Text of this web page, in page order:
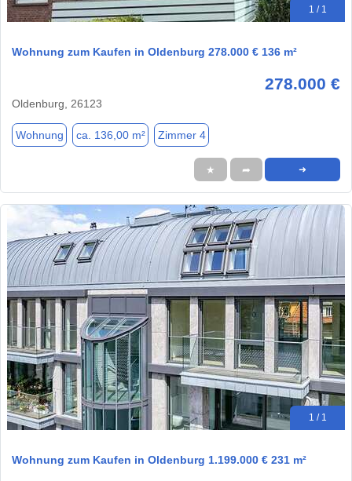
1 / 1
Wohnung zum Kaufen in Oldenburg 278.000 € 136 m²
278.000 €
Oldenburg, 26123
Wohnung ca. 136,00 m² Zimmer 4
★ ➦ ➜
1 / 1
Wohnung zum Kaufen in Oldenburg 1.199.000 € 231 m²